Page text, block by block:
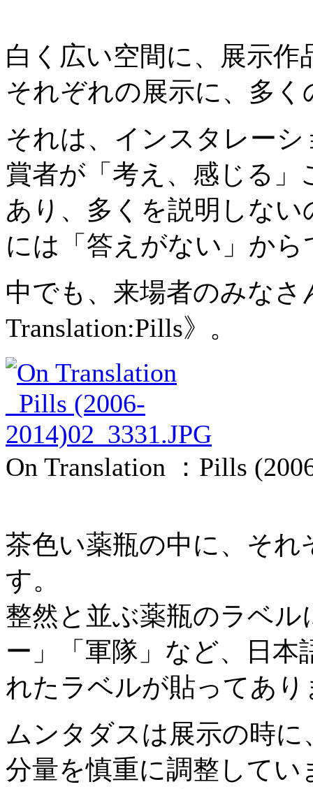
白く広い空間に、展示作
それぞれの展示に、多
それは、インスタレー
賞者が「考え、感じる
あり、多くを説明しな
には「答えがない」か
中でも、来場者のみな
Translation:Pills》。
On Translation ：Pills
茶色い薬瓶の中に、そ
す。
整然と並ぶ薬瓶のラベ
ー」「軍隊」など、日本
れたラベルが貼ってあり
ムンタダスは展示の時
分量を慎重に調整してい